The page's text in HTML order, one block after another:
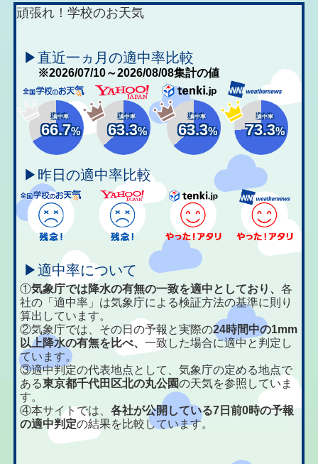
頑張れ！学校のお天気
▶直近一ヵ月の適中率比較
※2026/07/10～2026/08/08集計の値
適中率
66.7%
適中率
63.3%
適中率
63.3%
適中率
73.3%
▶昨日の適中率比較
▶適中率について
①気象庁では降水の有無の一致を適中としており、各
社の「適中率」は気象庁による検証方法の基準に則り
算出しています。
②気象庁では、その日の予報と実際の24時間中の1mm
以上降水の有無を比べ、一致した場合に適中と判定し
ています。
③適中判定の代表地点として、気象庁の定める地点で
ある東京都千代田区北の丸公園の天気を参照していま
す。
④本サイトでは、各社が公開している7日前0時の予報
の適中判定の結果を比較しています。